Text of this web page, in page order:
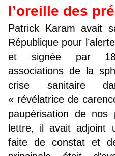
l’oreille des
Patrick Karam avait
République pour
et signée par
associations de la
crise sanitaire
« révélatrice de
paupérisation de
lettre, il avait adjoint
faite de constat et